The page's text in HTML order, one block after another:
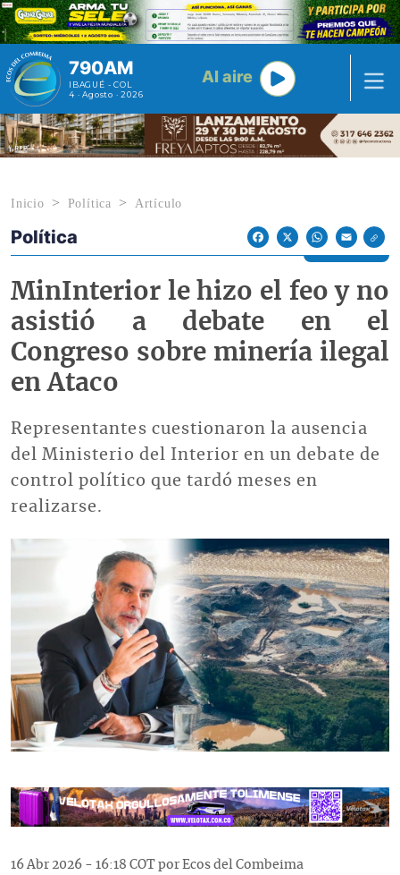
Pasar al contenido principal
790AM
IBAGUÉ - COL
4 · Agosto · 2026
Al aire
Inicio Política Artículo
Econoticias y Eventos
Política
FacebookX WhatsAppEmail
MinInterior le hizo el feo y no
asistió a debate en el
Congreso sobre minería ilegal
en Ataco
Representantes cuestionaron la ausencia
del Ministerio del Interior en un debate de
control político que tardó meses en
realizarse.
16 Abr 2026 - 16:18 COT por Ecos del Combeima